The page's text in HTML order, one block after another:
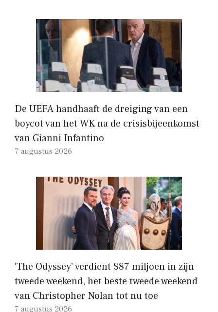
De UEFA handhaaft de dreiging van een
boycot van het WK na de crisisbijeenkomst
van Gianni Infantino
7 augustus 2026
‘The Odyssey’ verdient $87 miljoen in zijn
tweede weekend, het beste tweede weekend
van Christopher Nolan tot nu toe
7 augustus 2026